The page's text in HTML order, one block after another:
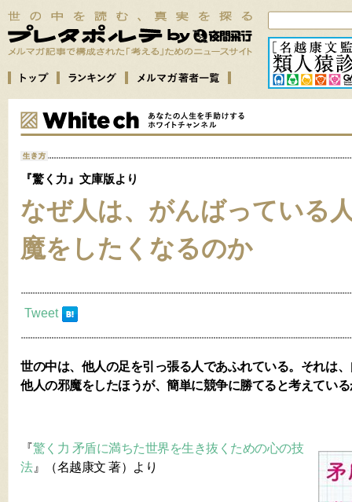
『驚く力』文庫版より
なぜ人は、がんばっている
魔をしたくなるのか
Tweet
世の中は、他人の足を引っ張る人であふれている。それは
他人の邪魔をしたほうが、簡単に競争に勝てると考えてい
『驚く力 矛盾に満ちた世界を生き抜くための心の技
法』（名越康文 著）より